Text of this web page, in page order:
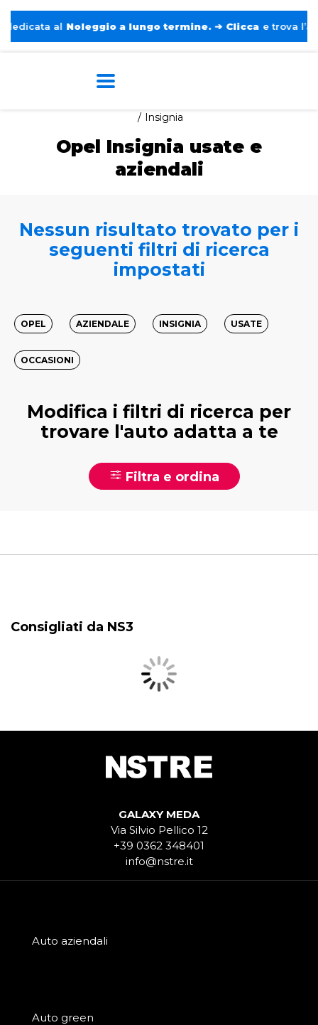
al Noleggio a lungo termine. ➔ Clicca e trova l’auto
Insignia
Opel Insignia usate e
aziendali
Nessun risultato trovato per i
seguenti filtri di ricerca
impostati
OPEL AZIENDALE INSIGNIA USATE
OCCASIONI
Modifica i filtri di ricerca per
trovare l'auto adatta a te
Filtra e ordina
Consigliati da NS3
GALAXY MEDA
Via Silvio Pellico 12
+39 0362 348401
info@nstre.it
Auto aziendali
Auto green